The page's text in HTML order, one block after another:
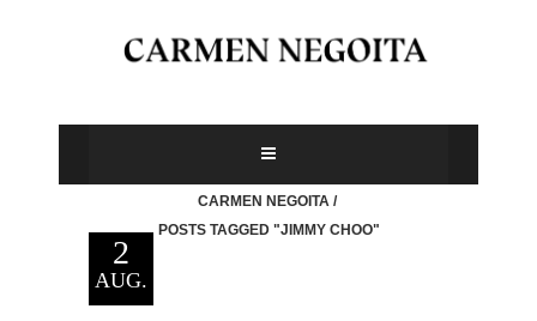
CARMEN NEGOITA /
POSTS TAGGED "JIMMY CHOO"
2
AUG.